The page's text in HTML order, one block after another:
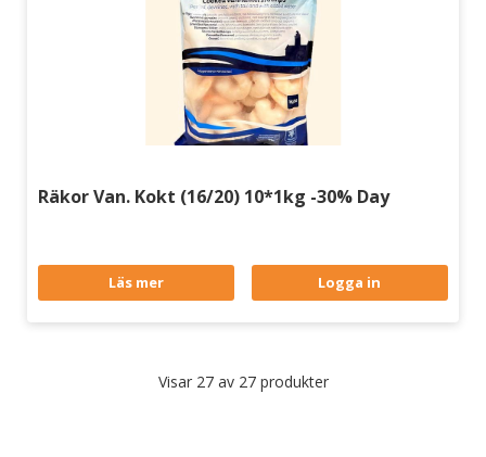
Räkor Van. Kokt (16/20) 10*1kg -30% Day
Läs mer Logga in
Visar 27 av 27 produkter